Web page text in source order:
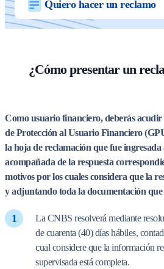
Quiero hacer un reclamo
¿Cómo presentar un
Como usuario financiero, deberás acudir
de Protección al Usuario Financiero
la hoja de reclamación que fue
acompañada de la respuesta
motivos por los cuales considera que la
y adjuntando toda la documentación
La CNBS resolverá mediante
de cuarenta (40) días hábiles,
cual considere que la información
supervisada está completa.